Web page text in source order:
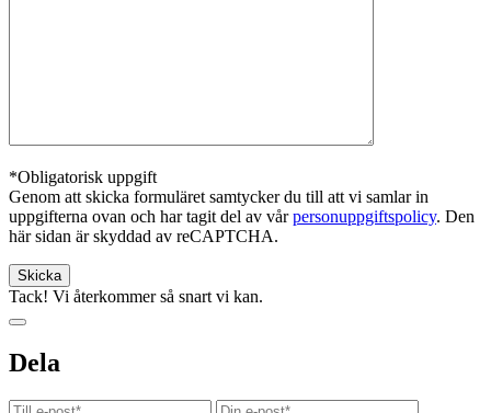
*Obligatorisk uppgift
Genom att skicka formuläret samtycker du till att vi samlar in
uppgifterna ovan och har tagit del av vårpersonuppgiftspolicy. Den
här sidan är skyddad av reCAPTCHA.
Tack! Vi återkommer så snart vi kan.
Dela